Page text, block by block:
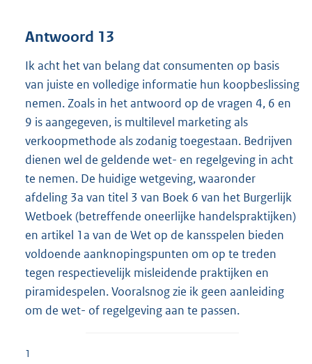
Antwoord 13
Ik acht het van belang dat consumenten op basis
van juiste en volledige informatie hun koopbeslissing
nemen. Zoals in het antwoord op de vragen 4, 6 en
9 is aangegeven, is multilevel marketing als
verkoopmethode als zodanig toegestaan. Bedrijven
dienen wel de geldende wet- en regelgeving in acht
te nemen. De huidige wetgeving, waaronder
afdeling 3a van titel 3 van Boek 6 van het Burgerlijk
Wetboek (betreffende oneerlijke handelspraktijken)
en artikel 1a van de Wet op de kansspelen bieden
voldoende aanknopingspunten om op te treden
tegen respectievelijk misleidende praktijken en
piramidespelen. Vooralsnog zie ik geen aanleiding
om de wet- of regelgeving aan te passen.
1